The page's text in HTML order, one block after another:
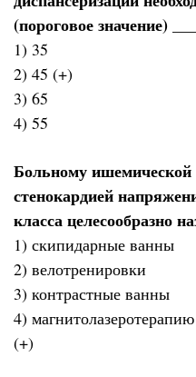
(пороговое значение)
1) 35
2) 45 (+)
3) 65
4) 55
Больному ишемической
стенокардией
класса целесообразно
1) скипидарные ванны
2) велотренировки
3) контрастные ванны
4)
(+)